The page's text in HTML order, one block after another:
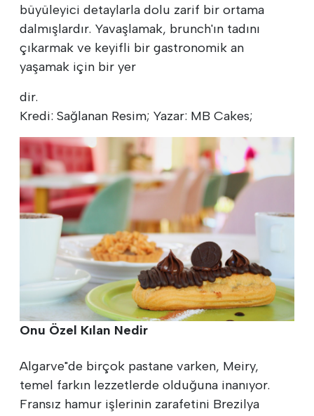
büyüleyici detaylarla dolu zarif bir ortama
dalmışlardır. Yavaşlamak, brunch'ın tadını
çıkarmak ve keyifli bir gastronomik an
yaşamak için bir yer
dir.
Kredi: Sağlanan Resim; Yazar: MB Cakes;
Onu Özel Kılan Nedir
Algarve"de birçok pastane varken, Meiry,
temel farkın lezzetlerde olduğuna inanıyor.
Fransız hamur işlerinin zarafetini Brezilya